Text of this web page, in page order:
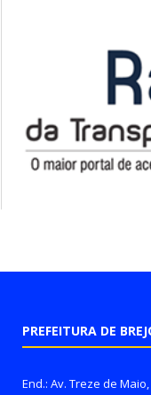
PREFEITURA DE
End.: Av. Treze de